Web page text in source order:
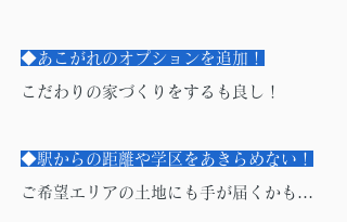
◆あこがれのオプションを追加！
こだわりの家づくりをするも良し！
◆駅からの距離や学区をあきらめない！
ご希望エリアの土地にも手が届くかも…